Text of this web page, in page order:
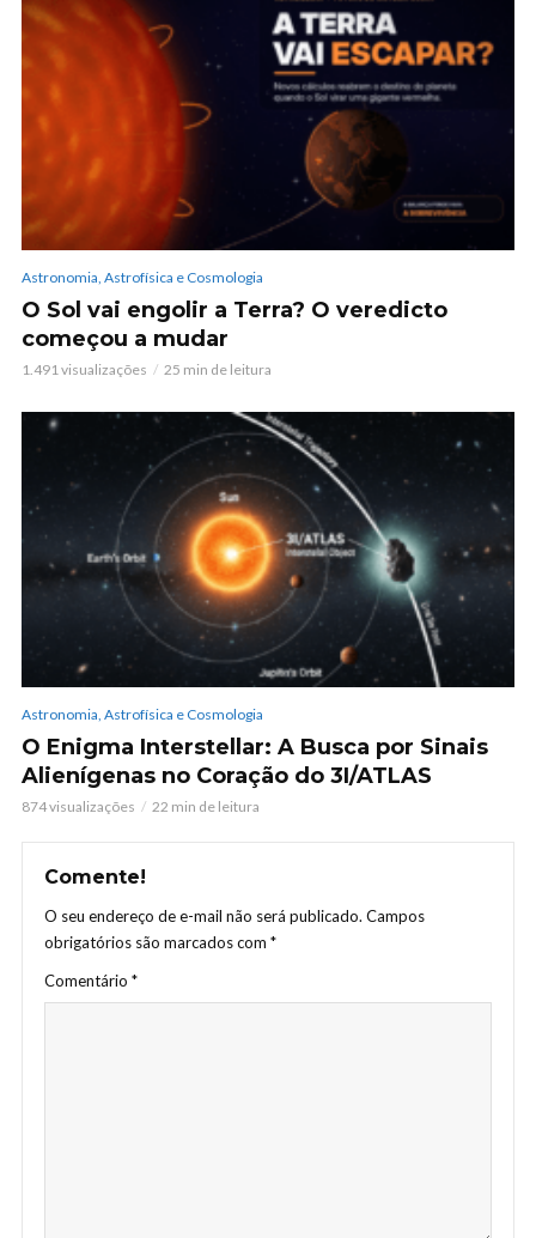
Astronomia, Astrofísica e Cosmologia
O Sol vai engolir a Terra? O veredicto
começou a mudar
1.491 visualizações 25 min de leitura
Astronomia, Astrofísica e Cosmologia
O Enigma Interstellar: A Busca por Sinais
Alienígenas no Coração do 3I/ATLAS
874 visualizações 22 min de leitura
Comente!
O seu endereço de e-mail não será publicado. Campos
obrigatórios são marcados com *
Comentário *